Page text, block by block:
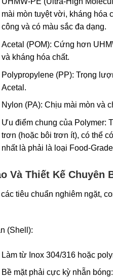
mài mòn tuyệt vời, kháng hóa
công và có màu sắc đa dạng.
Acetal (POM): Cứng hơn
và kháng hóa chất.
Polypropylene (PP): Trọng
Acetal.
Nylon (PA): Chịu mài mòn và
Ưu điểm chung của Polymer:
trơn (hoặc bôi trơn ít), có thể
nhất là phải là loại Food-
Và Thiết Kế Chuyên
tiêu chuẩn nghiêm ngặt,
(Shell):
Làm từ Inox 304/316 hoặc
Bề mặt phải cực kỳ nhẵn